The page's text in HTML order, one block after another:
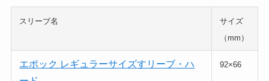
スリーブ名
サイズ
（mm）
エポック レギュラーサイズすリーブ・ハ
92×66